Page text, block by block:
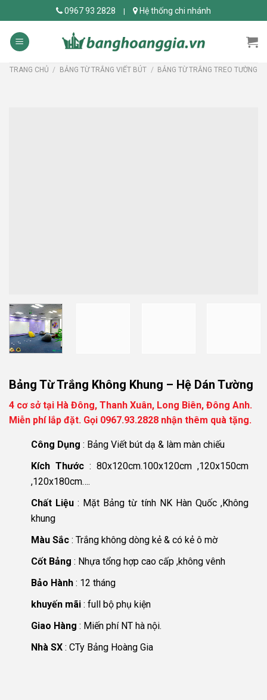
to
content
0967 93 2828 | Hệ thống chi nhánh
TRANG CHỦ / BẢNG TỪ TRẮNG VIẾT BÚT / BẢNG TỪ TRẮNG TREO TƯỜNG
Bảng Từ Trắng Không Khung – Hệ Dán Tường
4 cơ sở tại Hà Đông, Thanh Xuân, Long Biên, Đông Anh.
Miễn phí lắp đặt. Gọi 0967.93.2828 nhận thêm quà tặng.
Công Dụng : Bảng Viết bút dạ & làm màn chiếu
Kích Thước: 80x120cm.100x120cm ,120x150cm
,120x180cm….
Chất Liệu: Mặt Bảng từ tính NK Hàn Quốc ,Không
khung
Màu Sắc: Trắng không dòng kẻ & có kẻ ô mờ
Cốt Bảng : Nhựa tổng hợp cao cấp ,không vênh
Bảo Hành: 12 tháng
khuyến mãi: full bộ phụ kiện
Giao Hàng : Miến phí NT hà nội.
Nhà SX: CTy Bảng Hoàng Gia